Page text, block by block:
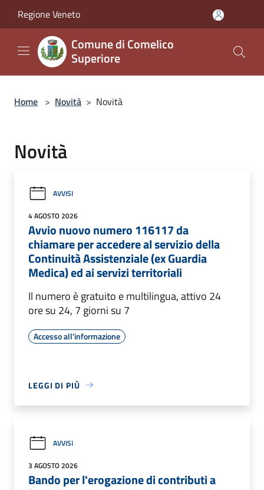
Regione Veneto
Comune di Comelico
Superiore
Home > Novità > Novità
Novità
AVVISI
4 AGOSTO 2026
Avvio nuovo numero 116117 da
chiamare per accedere al servizio della
Continuità Assistenziale (ex Guardia
Medica) ed ai servizi territoriali
Il numero è gratuito e multilingua, attivo 24
ore su 24, 7 giorni su 7
Accesso all'informazione
LEGGI DI PIÙ
AVVISI
3 AGOSTO 2026
Bando per l'erogazione di contributi a